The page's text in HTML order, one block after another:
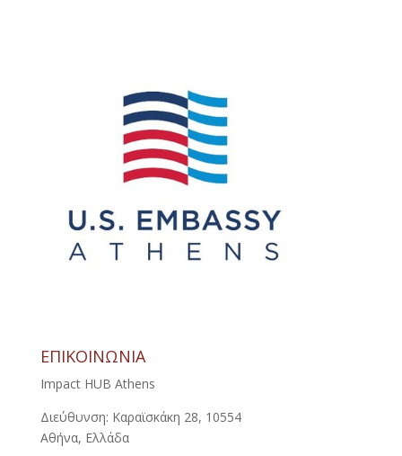
ΕΠΙΚΟΙΝΩΝΙΑ
Impact HUB Athens
Διεύθυνση: Καραϊσκάκη 28, 10554
Αθήνα, Ελλάδα